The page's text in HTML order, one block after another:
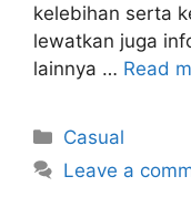
kelebihan serta
lewatkan juga
lainnya … Read
Categories
Casual
Leave a